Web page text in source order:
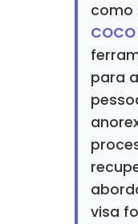
como
COCO
para
visa